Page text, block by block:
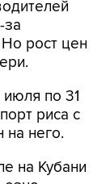
рост цен
по 31
на него.
на Кубани